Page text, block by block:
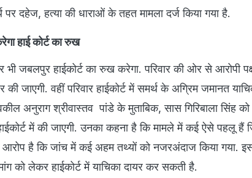
पर दहेज, हत्या की धाराओं के तहत मामला दर्ज किया गया है.
हाई कोर्ट का रुख
भी जबलपुर हाईकोर्ट का रुख करेगा. परिवार की ओर से आरोपी
जाएगी. वहीं परिवार हाईकोर्ट में समर्थ के अग्रिम जमानत
अनुराग श्रीवास्तव पांडे के मुताबिक, सास गिरिबाला सिंह
में की जाएगी. उनका कहना है कि मामले में कई ऐसे पहलू
आरोप है कि जांच में कई अहम तथ्यों को नजरअंदाज किया गया.
को लेकर हाईकोर्ट में याचिका दायर कर सकती है.